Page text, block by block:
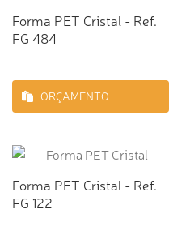
Forma PET Cristal - Ref.
FG 484
ORÇAMENTO
Forma PET Cristal - Ref.
FG 122